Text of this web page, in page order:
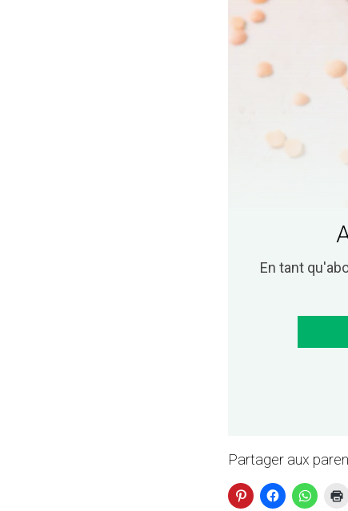
En tant
Partager aux